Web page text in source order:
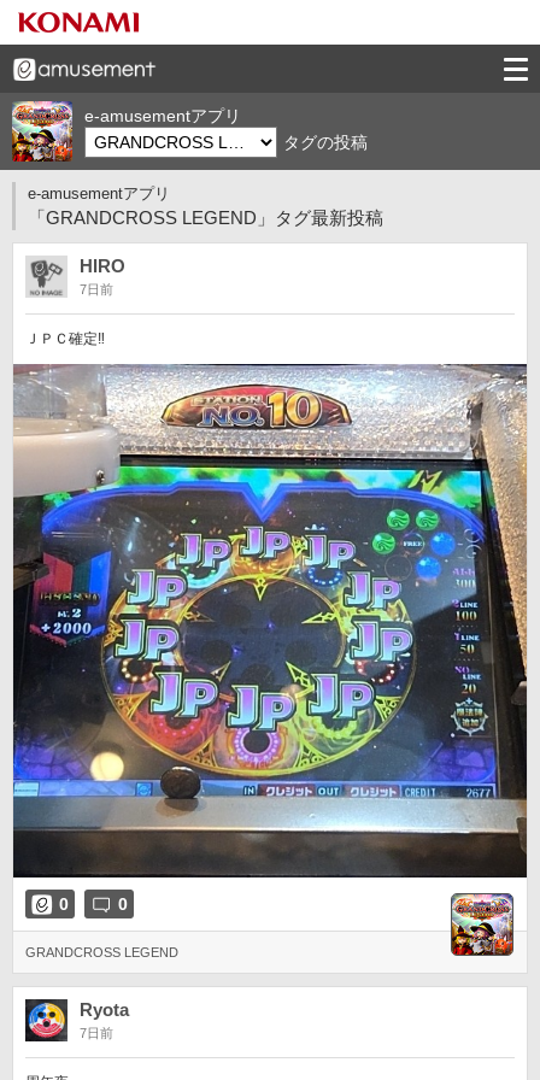
e-amusementアプリ
タグの投稿
e-amusementアプリ
「GRANDCROSS LEGEND」タグ最新投稿
HIRO
7日前
ＪＰＣ確定‼️
0 0
GRANDCROSS LEGEND
Ryota
7日前